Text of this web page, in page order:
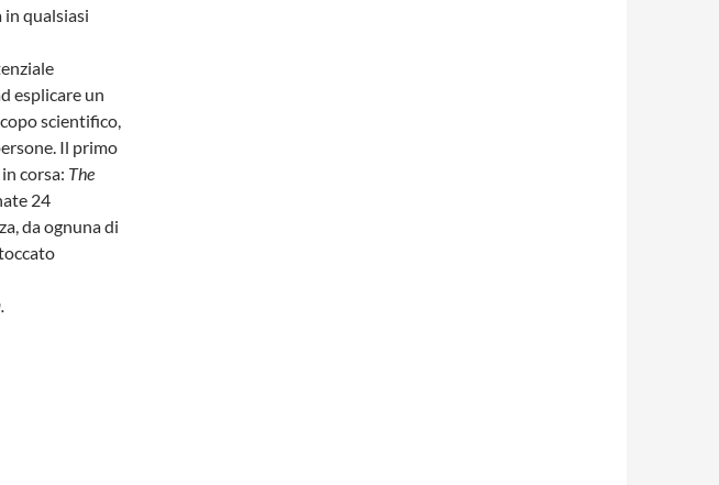
in qualsiasi
esplicare un
scientifico,
Il primo
corsa: The
24
da ognuna di